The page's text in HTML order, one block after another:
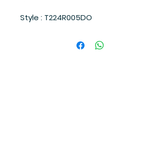
Style : T224R005DO